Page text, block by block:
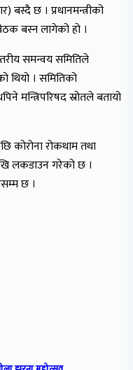
बस्दै छ । प्रधानमन्त्रीको
बस्न लागेको हो ।
समन्वय समितिले
थियो । समितिको
मन्त्रिपरिषद स्रोतले बतायो
कोरोना रोकथाम तथा
लकडाउन गरेको छ ।
छ ।